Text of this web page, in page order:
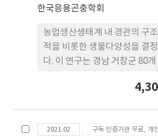
한국응용곤충학회
농업생산생태계 내 경관의 구
적을 비롯한 생물다양성을 결
다. 이 연구는 경남 거창군 80
는지를 조사하였다. 과수원의
인공위성자료에 바탕하여 추출
2021.02 구독 인증기관 무료, 개